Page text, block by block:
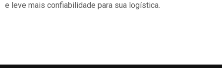
e leve mais confiabilidade para sua logística.